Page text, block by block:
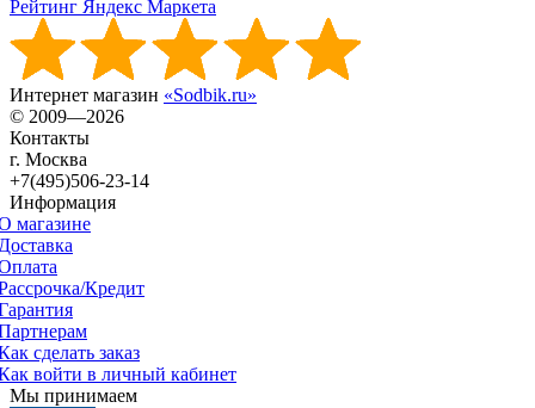
Рейтинг Яндекс Маркета
Интернет магазин «Sodbik.ru»
© 2009—2026
Контакты
г. Москва
+7(495)506-23-14
Информация
магазине
Кредит
сделать заказ
войти в личный кабинет
Мы принимаем